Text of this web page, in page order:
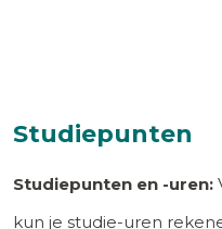
Studiepunten
Studiepunten en -uren:
kun je studie-uren